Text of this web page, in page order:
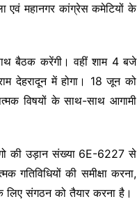
एवं महानगर कांग्रेस कमेटियों के
बैठक करेंगी। वहीं शाम 4 बजे
देहरादून में होगा। 18 जून को
विषयों के साथ-साथ आगामी
की उड़ान संख्या 6E-6227 से
की समीक्षा करना,
लिए संगठन को तैयार करना है।